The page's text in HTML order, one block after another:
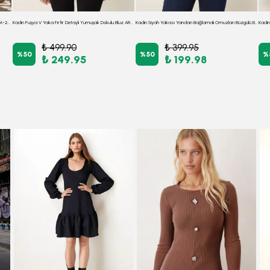
Kadın Siyah V Yaka Yarasa Kol Kolları Desenli Bluz ARM-26Y001065 Kadın Fuşya V Yaka Fırfır Detaylı Yumuşak Dokulu Bluz ARM-26K001045
%50
₺ 499.90
₺ 249.95
Kadın Siyah Yakası Yandan Bağlamalı Omuzları Büzgülü Bluz ARM-26K001068
%50
₺ 399.95
₺ 199.98 %